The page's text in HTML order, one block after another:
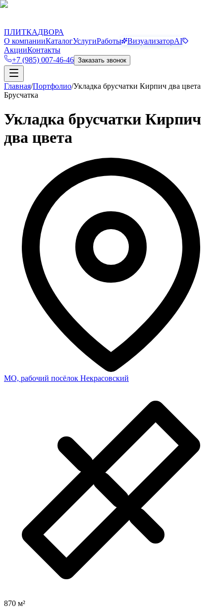
ПЛИТКАДВОРА
О компанииКаталогУслугиРаботы ВизуализаторAI
АкцииКонтакты
+7 (985) 007-46-46 Заказать звонок
Главная/Портфолио/Укладка брусчатки Кирпич два цвета
Брусчатка
Укладка брусчатки Кирпич
два цвета
МО, рабочий посёлок Некрасовский
870 м²